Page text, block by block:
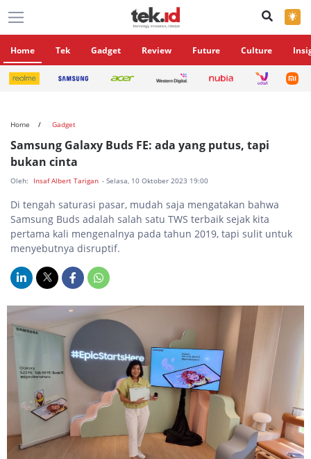
×
Home Tek Gadget Review Future Culture
Home Gadget
Samsung Galaxy Buds FE: ada yang putus, tapi
bukan cinta
Oleh: Insaf Albert Tarigan - Selasa, 10 Oktober 2023 19:00
Di tengah saturasi pasar, mudah saja mengatakan bahwa
Samsung Buds adalah salah satu TWS terbaik sejak kita
pertama kali mengenalnya pada tahun 2019, tapi sulit untuk
menyebutnya disruptif.